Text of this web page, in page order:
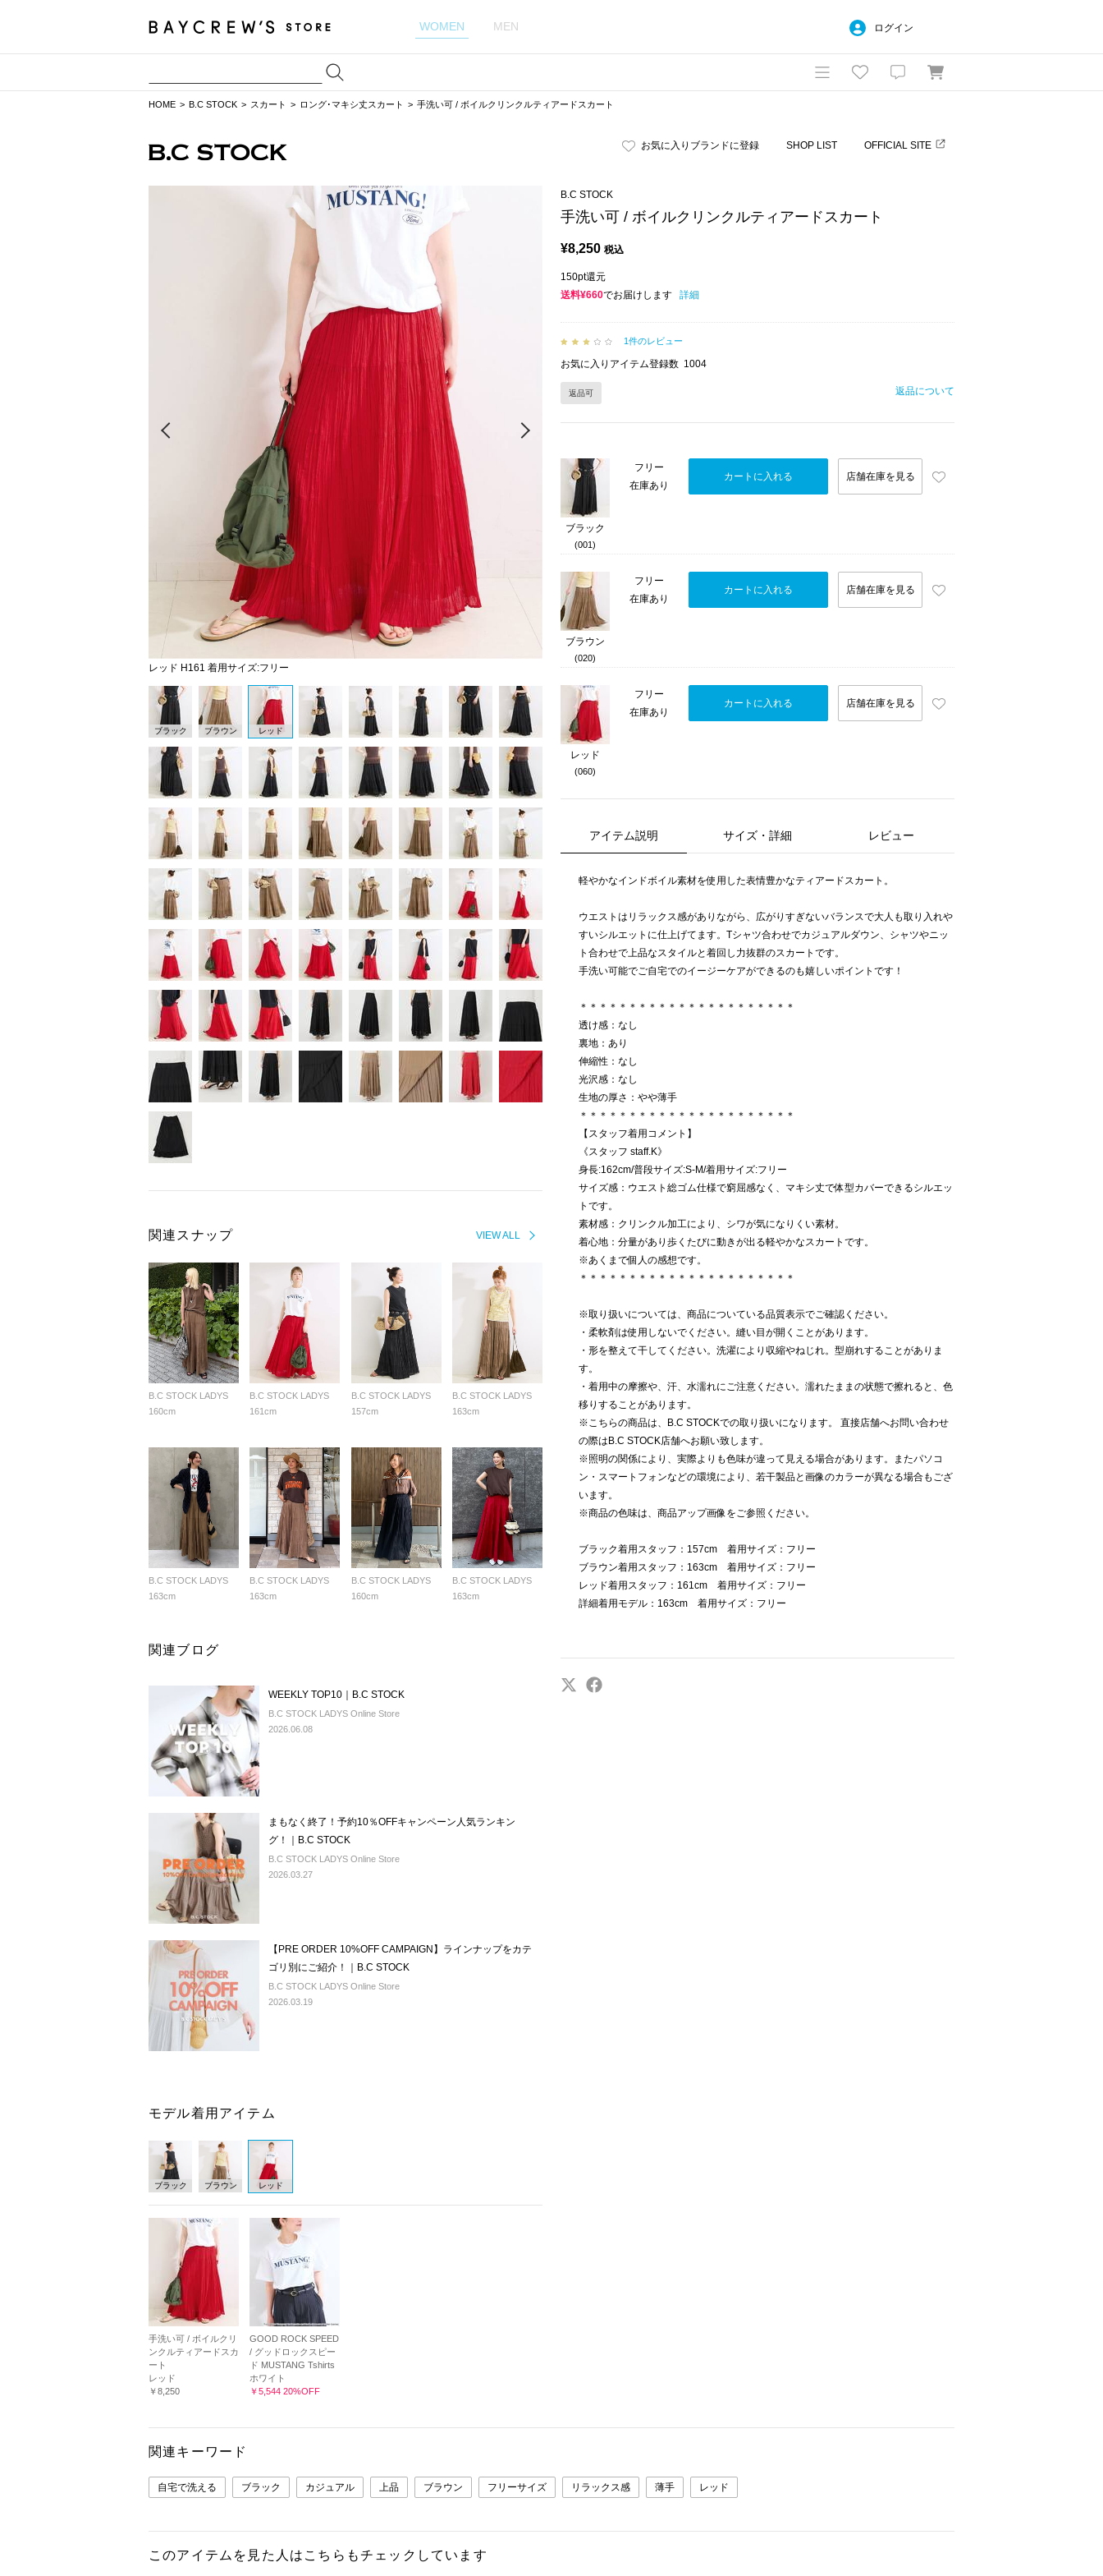
WOMEN MEN ログイン
HOME B.C STOCK スカート ロング･マキシ丈スカート 手洗い可 / ボイルクリンクルティアードスカート
お気に入りブランドに登録 SHOP LIST OFFICIAL SITE
レッド H161 着用サイズ:フリー
Next
ブラック ブラウン レッド
VIEW ALL
関連スナップ
B.C STOCK LADYS
160cm
B.C STOCK LADYS
161cm
B.C STOCK LADYS
157cm
B.C STOCK LADYS
163cm
B.C STOCK LADYS
163cm
B.C STOCK LADYS
163cm
B.C STOCK LADYS
160cm
B.C STOCK LADYS
163cm
関連ブログ
WEEKLY TOP10｜B.C STOCK
B.C STOCK LADYS Online Store
2026.06.08
まもなく終了！予約10％OFFキャンペーン人気ランキン
グ！｜B.C STOCK
B.C STOCK LADYS Online Store
2026.03.27
【PRE ORDER 10%OFF CAMPAIGN】ラインナップをカテ
ゴリ別にご紹介！｜B.C STOCK
B.C STOCK LADYS Online Store
2026.03.19
モデル着用アイテム
ブラック ブラウン レッド
手洗い可 / ボイルクリ
ンクルティアードスカ
ート
レッド
￥8,250
GOOD ROCK SPEED
/ グッドロックスピー
ド MUSTANG Tshirts
ホワイト
￥5,544 20%OFF
B.C STOCK
手洗い可 / ボイルクリンクルティアードスカート
¥8,250 税込
150pt還元
送料¥660でお届けします 詳細
1件のレビュー
お気に入りアイテム登録数 1004
返品可 返品について
ブラック
(001)
フリー
在庫あり
カートに入れる 店舗在庫を見る
ブラウン
(020)
フリー
在庫あり
カートに入れる 店舗在庫を見る
レッド
(060)
フリー
在庫あり
カートに入れる 店舗在庫を見る
アイテム説明 サイズ・詳細 レビュー
軽やかなインドボイル素材を使用した表情豊かなティアードスカート。
ウエストはリラックス感がありながら、広がりすぎないバランスで大人も取り入れや
すいシルエットに仕上げてます。Tシャツ合わせでカジュアルダウン、シャツやニッ
ト合わせで上品なスタイルと着回し力抜群のスカートです。
手洗い可能でご自宅でのイージーケアができるのも嬉しいポイントです！
＊＊＊＊＊＊＊＊＊＊＊＊＊＊＊＊＊＊＊＊＊＊
透け感：なし
裏地：あり
伸縮性：なし
光沢感：なし
生地の厚さ：やや薄手
＊＊＊＊＊＊＊＊＊＊＊＊＊＊＊＊＊＊＊＊＊＊
【スタッフ着用コメント】
《スタッフ staff.K》
身長:162cm/普段サイズ:S-M/着用サイズ:フリー
サイズ感：ウエスト総ゴム仕様で窮屈感なく、マキシ丈で体型カバーできるシルエッ
トです。
素材感：クリンクル加工により、シワが気になりくい素材。
着心地：分量があり歩くたびに動きが出る軽やかなスカートです。
※あくまで個人の感想です。
＊＊＊＊＊＊＊＊＊＊＊＊＊＊＊＊＊＊＊＊＊＊
※取り扱いについては、商品についている品質表示でご確認ください。
・柔軟剤は使用しないでください。縫い目が開くことがあります。
・形を整えて干してください。洗濯により収縮やねじれ。型崩れすることがありま
す。
・着用中の摩擦や、汗、水濡れにご注意ください。濡れたままの状態で擦れると、色
移りすることがあります。
※こちらの商品は、B.C STOCKでの取り扱いになります。 直接店舗へお問い合わせ
の際はB.C STOCK店舗へお願い致します。
※照明の関係により、実際よりも色味が違って見える場合があります。またパソコ
ン・スマートフォンなどの環境により、若干製品と画像のカラーが異なる場合もござ
います。
※商品の色味は、商品アップ画像をご参照ください。
ブラック着用スタッフ：157cm 着用サイズ：フリー
ブラウン着用スタッフ：163cm 着用サイズ：フリー
レッド着用スタッフ：161cm 着用サイズ：フリー
詳細着用モデル：163cm 着用サイズ：フリー
関連キーワード
自宅で洗える ブラック カジュアル 上品 ブラウン フリーサイズ リラックス感 薄手 レッド
このアイテムを見た人はこちらもチェックしています